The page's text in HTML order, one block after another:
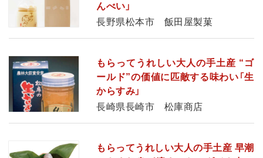
んべい」
長野県松本市 飯田屋製菓
もらってうれしい大人の手土産 “ゴ
ールド”の価値に匹敵する味わい「生
からすみ」
長崎県長崎市 松庫商店
もらってうれしい大人の手土産 早潮